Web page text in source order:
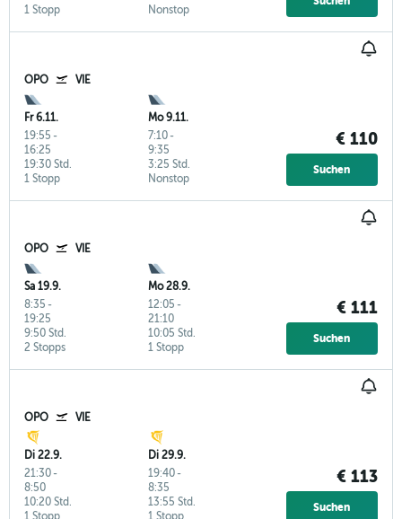
1 Stopp
Nonstop
OPO VIE
Fr 6.11.
19:55 -
16:25
1 Stopp
19:30 Std.
Mo 9.11.
7:10-
9:35
Nonstop
3:25 Std.
€ 110
Suchen
OPO VIE
Sa 19.9.
8:35 -
19:25
2 Stopps
9:50 Std.
Mo 28.9.
12:05 -
21:10
1 Stopp
10:05 Std.
€ 111
Suchen
OPO VIE
Di 22.9.
21:30-
8:50
1 Stopp
10:20 Std.
Di 29.9.
19:40-
8:35
1 Stopp
13:55 Std.
€ 113
Suchen